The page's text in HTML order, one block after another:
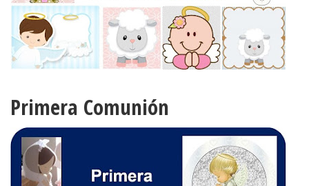
Primera Comunión